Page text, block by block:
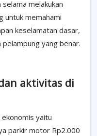
melakukan
untuk memahami
keselamatan dasar,
yang benar.
aktivitas di
ekonomis yaitu
parkir motor Rp2.000